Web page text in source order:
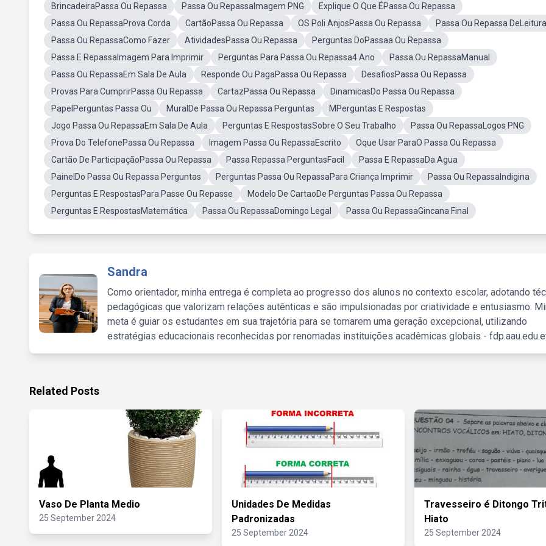
BrincadeiraPassa Ou Repassa Passa Ou RepassaImagem PNG
Explique O Que ÉPassa Ou Repassa
Passa Ou RepassaProva Corda
CartãoPassa Ou Repassa OS Poli AnjosPassa Ou Repassa
Passa Ou Repassa DeLeitura
Passa Ou RepassaComo Fazer
AtividadesPassa Ou Repassa
Perguntas DoPassaa Ou Repassa
Passa E RepassaImagem Para Imprimir
Perguntas Para Passa Ou Repassa4 Ano
Passa Ou RepassaManual
Passa Ou RepassaEm Sala De Aula
Responde Ou PagaPassa Ou Repassa
DesafiosPassa Ou Repassa
Provas Para CumprirPassa Ou Repassa
CartazPassa Ou Repassa
DinamicasDo Passa Ou Repassa
PapelPerguntas Passa Ou
MuralDe Passa Ou Repassa Perguntas
MPerguntas E Respostas
Jogo Passa Ou RepassaEm Sala De Aula
Perguntas E RespostasSobre O Seu Trabalho
Passa Ou RepassaLogos PNG
Prova Do TelefonePassa Ou Repassa
Imagem Passa Ou RepassaEscrito
Oque Usar ParaO Passa Ou Repassa
Cartão De ParticipaçãoPassa Ou Repassa
Passa Repassa PerguntasFacil
Passa E RepassaDa Agua
PainelDo Passa Ou Repassa Perguntas
Perguntas Passa Ou RepassaPara Criança Imprimir
Passa Ou RepassaIndigina
Perguntas E RespostasPara Passe Ou Repasse
Modelo De CartaoDe Perguntas Passa Ou Repassa
Perguntas E RespostasMatemática
Passa Ou RepassaDomingo Legal Passa Ou RepassaGincana Final
Sandra
Como orientador, minha entrega é completa ao progresso dos alunos no contexto escolar, adotando
pedagógicas que valorizam relações autênticas e são impulsionadas por criatividade e entusiasmo.
meta é guiar os estudantes em sua trajetória para se tornarem uma geração excepcional, utilizando
estratégias educacionais reconhecidas por renomadas instituições acadêmicas globais -
Related Posts
Vaso De Planta Medio
25 September 2024
Unidades De Medidas
Padronizadas
25 September 2024
Travesseiro é Ditongo
Hiato
25 September 2024